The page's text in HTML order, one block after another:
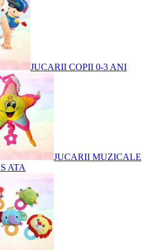
JUCARII COPII 0-3 ANI
JUCARII MUZICALE
ATA